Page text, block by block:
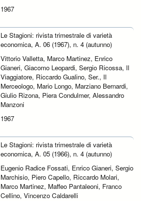
1967
Le Stagioni: rivista trimestrale di varietà
economica, A. 06 (1967), n. 4 (autunno)
Vittorio Valletta, Marco Martinez, Enrico
Gianeri, Giacomo Leopardi, Sergio Ricossa, Il
Viaggiatore, Riccardo Gualino, Ser., Il
Merceologo, Mario Longo, Marziano Bernardi,
Giulio Rizona, Piera Condulmer, Alessandro
Manzoni
1967
Le Stagioni: rivista trimestrale di varietà
economica, A. 05 (1966), n. 4 (autunno)
Eugenio Radice Fossati, Enrico Gianeri, Sergio
Marchisio, Piero Capello, Riccardo Molari,
Marco Martinez, Maffeo Pantaleoni, Franco
Cellino, Vincenzo Caldarelli